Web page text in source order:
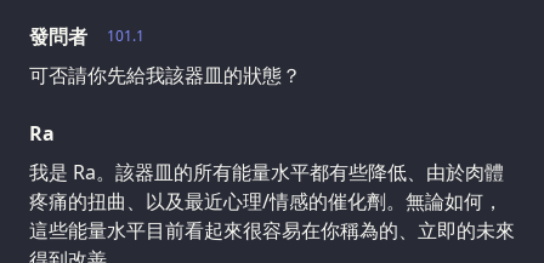
101.1
發問者
可否請你先給我該器皿的狀態？
Ra
我是 Ra。該器皿的所有能量水平都有些降低、由於肉體
疼痛的扭曲、以及最近心理/情感的催化劑。無論如何，
這些能量水平目前看起來很容易在你稱為的、立即的未來